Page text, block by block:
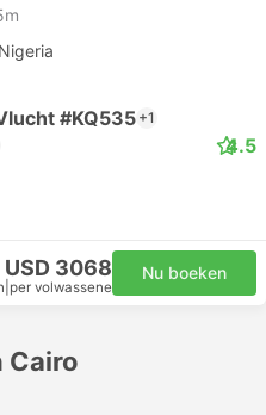
#KQ535 +1
4.5
USD 3068
per volwassene
Nu boeken
Cairo